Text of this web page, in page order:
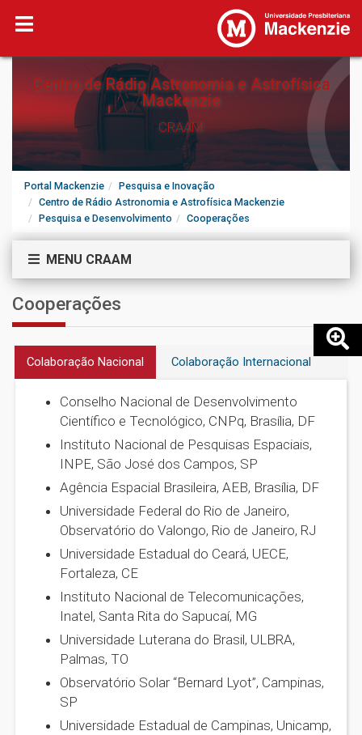
Centro de Rádio Astronomia e Astrofísica
Mackenzie
CRAAM
Portal Mackenzie
Pesquisa e Inovação
Centro de Rádio Astronomia e Astrofísica Mackenzie
Pesquisa e Desenvolvimento
Cooperações
MENU CRAAM
Cooperações
Colaboração Nacional Colaboração Internacional
Conselho Nacional de Desenvolvimento
Científico e Tecnológico, CNPq, Brasília, DF
Instituto Nacional de Pesquisas Espaciais,
INPE, São José dos Campos, SP
Agência Espacial Brasileira, AEB, Brasília, DF
Universidade Federal do Rio de Janeiro,
Observatório do Valongo, Rio de Janeiro, RJ
Universidade Estadual do Ceará, UECE,
Fortaleza, CE
Instituto Nacional de Telecomunicações,
Inatel, Santa Rita do Sapucaí, MG
Universidade Luterana do Brasil, ULBRA,
Palmas, TO
Observatório Solar “Bernard Lyot”, Campinas,
SP
Universidade Estadual de Campinas, Unicamp,